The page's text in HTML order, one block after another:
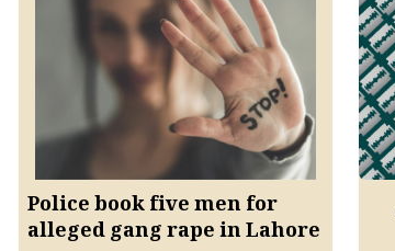
Police book five men for
alleged gang rape in Lahore